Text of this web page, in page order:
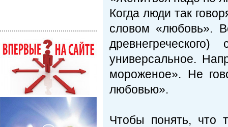
Когда люди так
словом «любовь».
универсальное.
мороженое». Не
любовью».
Чтобы понять, что